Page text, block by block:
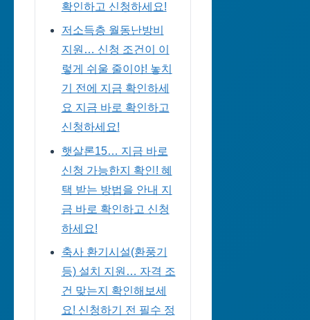
확인하고 신청하세요!
저소득층 월동난방비
지원… 신청 조건이 이
렇게 쉬울 줄이야! 놓치
기 전에 지금 확인하세
요 지금 바로 확인하고
신청하세요!
햇살론15… 지금 바로
신청 가능한지 확인! 혜
택 받는 방법을 안내 지
금 바로 확인하고 신청
하세요!
축사 환기시설(환풍기
등) 설치 지원… 자격 조
건 맞는지 확인해보세
요! 신청하기 전 필수 정